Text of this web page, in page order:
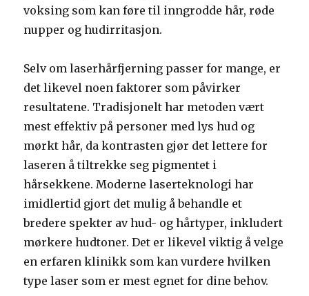
voksing som kan føre til inngrodde hår, røde
nupper og hudirritasjon.
Selv om laserhårfjerning passer for mange, er
det likevel noen faktorer som påvirker
resultatene. Tradisjonelt har metoden vært
mest effektiv på personer med lys hud og
mørkt hår, da kontrasten gjør det lettere for
laseren å tiltrekke seg pigmentet i
hårsekkene. Moderne laserteknologi har
imidlertid gjort det mulig å behandle et
bredere spekter av hud- og hårtyper, inkludert
mørkere hudtoner. Det er likevel viktig å velge
en erfaren klinikk som kan vurdere hvilken
type laser som er mest egnet for dine behov.